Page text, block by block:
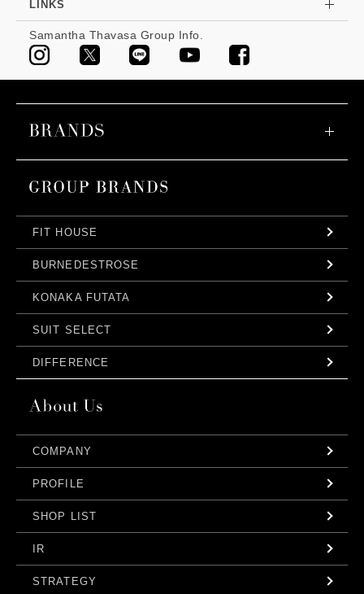
LINKS
Samantha Thavasa Group Info.
FIT HOUSE
BURNEDESTROSE
KONAKA FUTATA
SUIT SELECT
DIFFERENCE
COMPANY
PROFILE
SHOP LIST
IR
STRATEGY